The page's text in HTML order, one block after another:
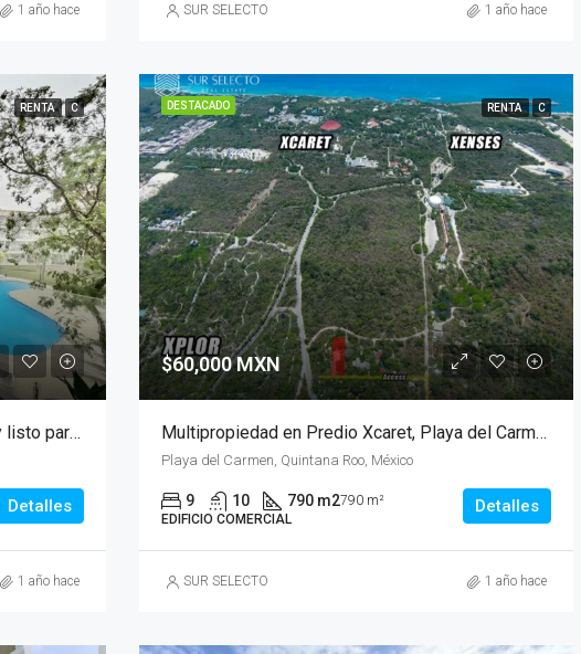
1 año hace SUR SELECTO 1 año hace
RENTA C
The Leaf Playacar | Nuevo, amueblado y listo para mudarse – 2 recámaras
Detalles
1 año hace
DESTACADO RENTA C
$60,000 MXN
Multipropiedad en Predio Xcaret, Playa del Carmen.
Playa del Carmen, Quintana Roo, México
9 10 790 m2790 m²
EDIFICIO COMERCIAL
Detalles
SUR SELECTO 1 año hace